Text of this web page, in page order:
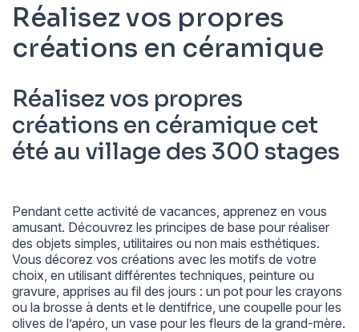
Réalisez vos propres
créations en céramique
Réalisez vos propres
créations en céramique cet
été au village des 300 stages
Pendant cette activité de vacances, apprenez en vous
amusant. Découvrez les principes de base pour réaliser
des objets simples, utilitaires ou non mais esthétiques.
Vous décorez vos créations avec les motifs de votre
choix, en utilisant différentes techniques, peinture ou
gravure, apprises au fil des jours : un pot pour les crayons
ou la brosse à dents et le dentifrice, une coupelle pour les
olives de l’apéro, un vase pour les fleurs de la grand-mère.